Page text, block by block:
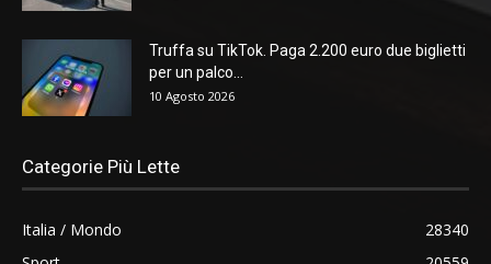
Truffa su TikTok. Paga 2.200 euro due biglietti
per un palco...
10 Agosto 2026
Categorie Più Lette
Italia / Mondo
28340